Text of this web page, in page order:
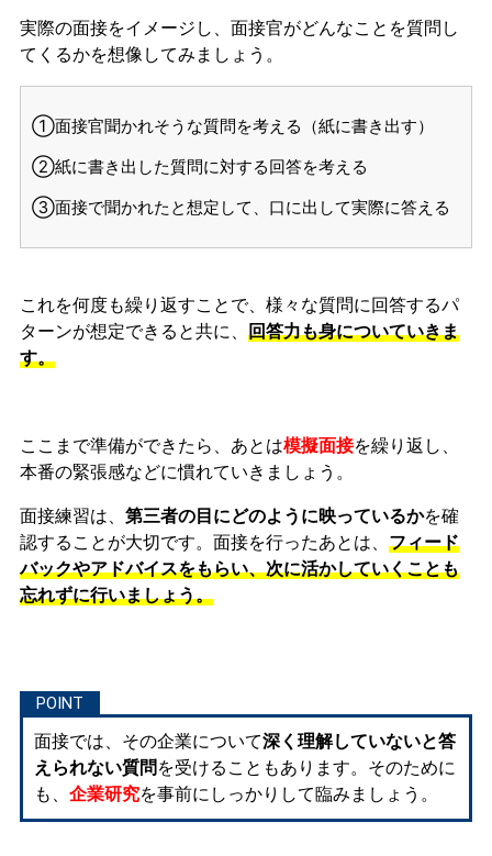
実際の面接をイメージし、面接官がどんなことを質問し
てくるかを想像してみましょう。
①面接官聞かれそうな質問を考える（紙に書き出す）
②紙に書き出した質問に対する回答を考える
③面接で聞かれたと想定して、口に出して実際に答える
これを何度も繰り返すことで、様々な質問に回答するパ
ターンが想定できると共に、 回答力も身についていきま
す。
ここまで準備ができたら、あとは模擬面接を繰り返し、
本番の緊張感などに慣れていきましょう。
面接練習は、 第三者の目にどのように映っているかを確
認することが大切です。面接を行ったあとは、 フィード
バックやアドバイスをもらい、次に活かしていくことも
忘れずに行いましょう。
面接では、その企業について深く理解していないと答
えられない質問 を受けることもあります。そのために
も、 企業研究を事前にしっかりして臨みましょう。